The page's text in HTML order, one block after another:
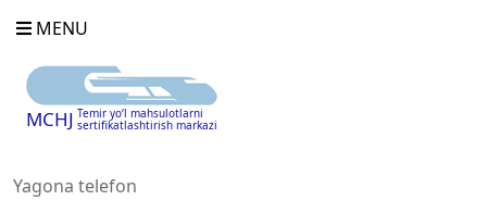
MENU
MCHJ Temir yo‘l mahsulotlarni
sertifikatlashtirish markazi
Yagona telefon